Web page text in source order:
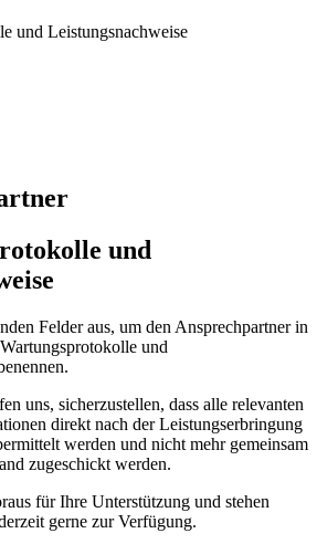
und Leistungsnachweise
und
Felder aus, um den Ansprechpartner in
und
uns, sicherzustellen, dass alle relevanten
direkt nach der Leistungserbringung
werden und nicht mehr gemeinsam
zugeschickt werden.
für Ihre Unterstützung und stehen
gerne zur Verfügung.